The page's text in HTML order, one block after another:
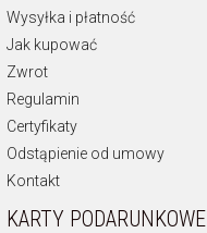
Wysyłka i płatność
Jak kupować
Zwrot
Regulamin
Certyfikaty
Odstąpienie od umowy
Kontakt
KARTY PODARUNKOWE